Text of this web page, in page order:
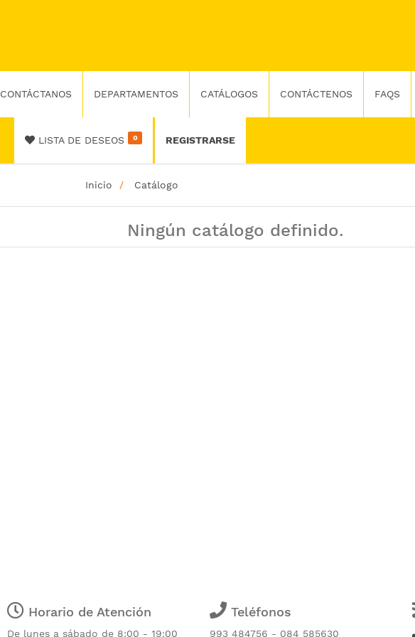
CONTÁCTANOS DEPARTAMENTOS CATÁLOGOS CONTÁCTENOS FAQS
LISTA DE DESEOS 0 REGISTRARSE
Inicio Catálogo
Ningún catálogo definido.
Horario de Atención
De lunes a sábado de 8:00 - 19:00
Teléfonos
993 484756 - 084 585630